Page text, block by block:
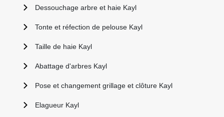
Dessouchage arbre et haie Kayl
Tonte et réfection de pelouse Kayl
Taille de haie Kayl
Abattage d'arbres Kayl
Pose et changement grillage et clôture Kayl
Elagueur Kayl